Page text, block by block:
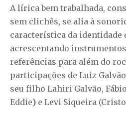
A lírica bem trabalhada,
sem clichês, se alia à
característica da identidade
acrescentando
referências para além do
participações de Luiz
seu filho Lahiri Galvão,
Eddie) e Levi Siqueira